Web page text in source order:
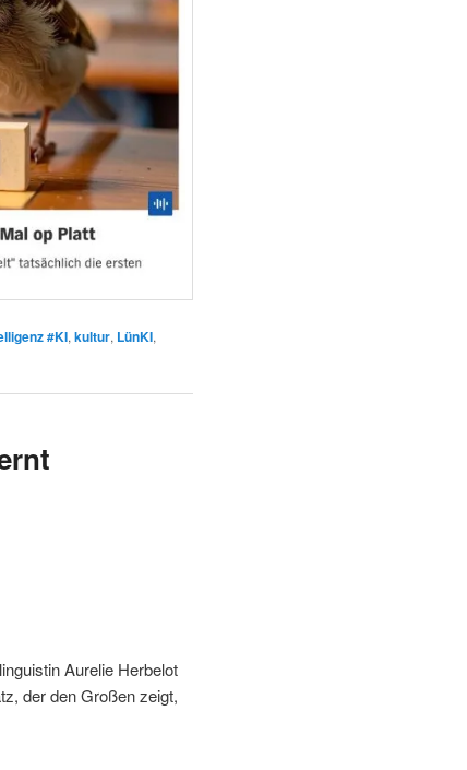
#KI,kultur, LünKI,
Aurelie Herbelot
der den Großen zeigt,